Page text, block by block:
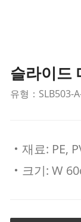
슬라이드
유형：SLB503-
‧재료: PE,
‧크기: W